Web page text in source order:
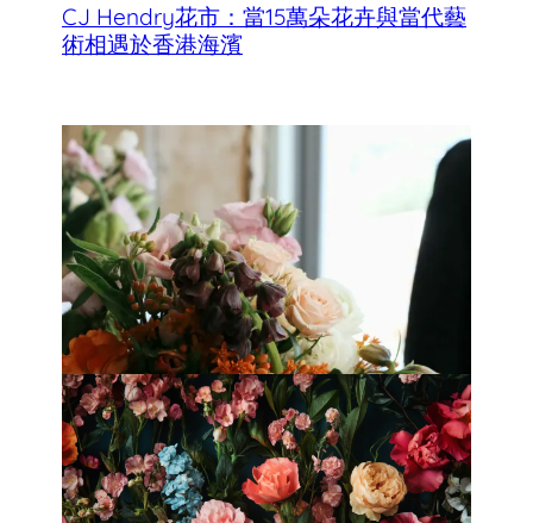
CJ Hendry花市：當15萬朵花卉與當代藝
術相遇於香港海濱
香港母親節最佳花店